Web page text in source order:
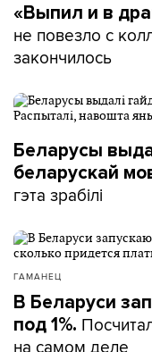
«Выпил и в
не повезло с
закончилось
Беларусы
беларускай
гэта зрабілі
ГАМАНЕЦ
В Беларуси
под 1%.
на самом деле